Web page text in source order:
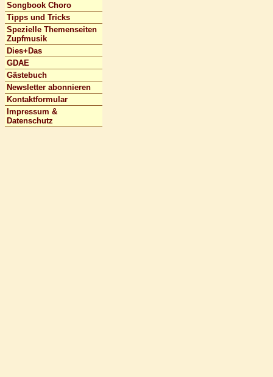
Songbook Choro
Tipps und Tricks
Spezielle Themenseiten
Zupfmusik
Dies+Das
GDAE
Gästebuch
Newsletter abonnieren
Kontaktformular
Impressum &
Datenschutz